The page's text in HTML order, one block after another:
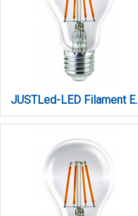
JUSTLed-LED